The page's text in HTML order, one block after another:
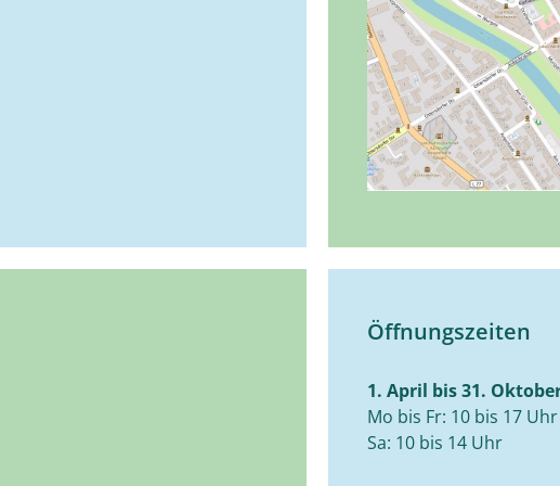
Öffnungszeiten
1. April bis 31.
Mo bis Fr: 10 bis 17 Uhr
Sa: 10 bis 14 Uhr